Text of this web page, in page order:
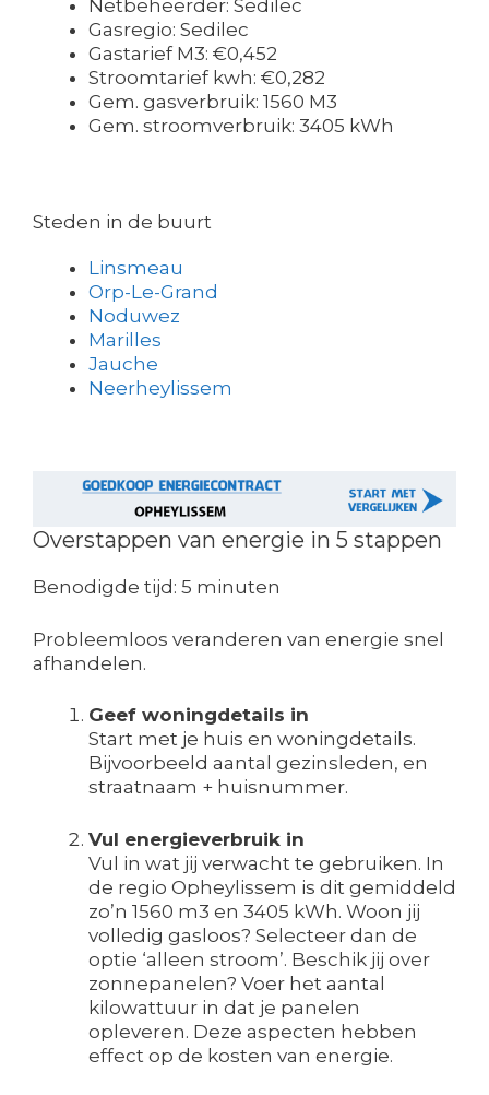
Netbeheerder: Sedilec
Gasregio: Sedilec
Gastarief M3: €0,452
Stroomtarief kwh: €0,282
Gem. gasverbruik: 1560 M3
Gem. stroomverbruik: 3405 kWh
Steden in de buurt
Linsmeau
Orp-Le-Grand
Noduwez
Marilles
Jauche
Neerheylissem
Overstappen van energie in 5 stappen
Benodigde tijd: 5 minuten
Probleemloos veranderen van energie snel
afhandelen.
Geef woningdetails in
Start met je huis en woningdetails.
Bijvoorbeeld aantal gezinsleden, en
straatnaam + huisnummer.
Vul energieverbruik in
Vul in wat jij verwacht te gebruiken. In
de regio Opheylissem is dit gemiddeld
zo’n 1560 m3 en 3405 kWh. Woon jij
volledig gasloos? Selecteer dan de
optie ‘alleen stroom’. Beschik jij over
zonnepanelen? Voer het aantal
kilowattuur in dat je panelen
opleveren. Deze aspecten hebben
effect op de kosten van energie.